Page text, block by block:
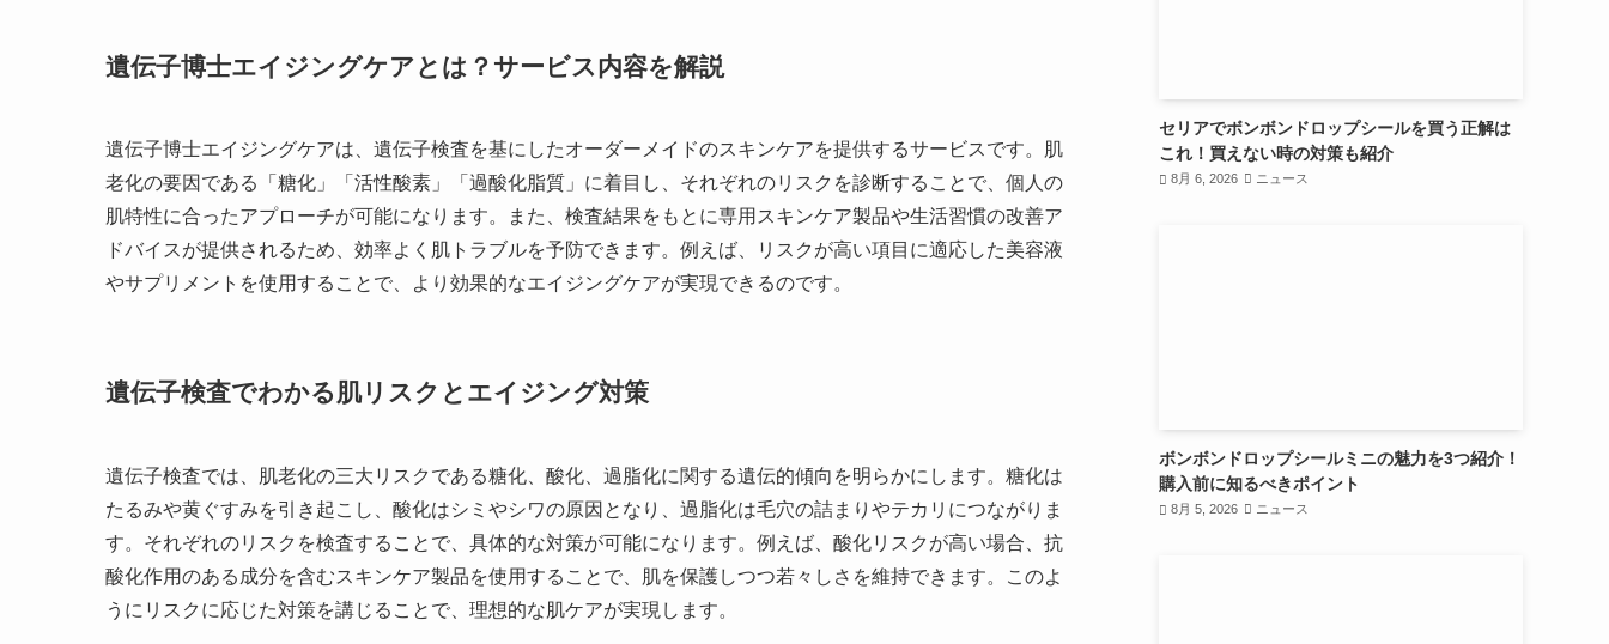
遺伝子博士エイジングケアとは？サービス内容を解説
遺伝子博士エイジングケアは、遺伝子検査を基にしたオーダーメイドのスキンケアを提供するサービスです。肌
老化の要因である「糖化」「活性酸素」「過酸化脂質」に着目し、それぞれのリスクを診断することで、個人の
肌特性に合ったアプローチが可能になります。また、検査結果をもとに専用スキンケア製品や生活習慣の改善ア
ドバイスが提供されるため、効率よく肌トラブルを予防できます。例えば、リスクが高い項目に適応した美容液
やサプリメントを使用することで、より効果的なエイジングケアが実現できるのです。
遺伝子検査でわかる肌リスクとエイジング対策
遺伝子検査では、肌老化の三大リスクである糖化、酸化、過脂化に関する遺伝的傾向を明らかにします。糖化は
たるみや黄ぐすみを引き起こし、酸化はシミやシワの原因となり、過脂化は毛穴の詰まりやテカリにつながりま
す。それぞれのリスクを検査することで、具体的な対策が可能になります。例えば、酸化リスクが高い場合、抗
酸化作用のある成分を含むスキンケア製品を使用することで、肌を保護しつつ若々しさを維持できます。このよ
うにリスクに応じた対策を講じることで、理想的な肌ケアが実現します。
セリアでボンボンドロップシールを買う正解は
これ！買えない時の対策も紹介
8月 6, 2026 ニュース
ボンボンドロップシールミニの魅力を3つ紹介！
購入前に知るべきポイント
8月 5, 2026 ニュース